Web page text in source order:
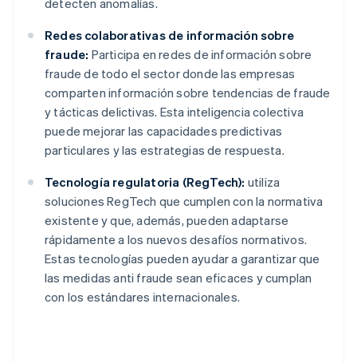
detecten anomalías.
Redes colaborativas de información sobre
fraude: Participa en redes de información sobre
fraude de todo el sector donde las empresas
comparten información sobre tendencias de fraude
y tácticas delictivas. Esta inteligencia colectiva
puede mejorar las capacidades predictivas
particulares y las estrategias de respuesta.
Tecnología regulatoria (RegTech): utiliza
soluciones RegTech que cumplen con la normativa
existente y que, además, pueden adaptarse
rápidamente a los nuevos desafíos normativos.
Estas tecnologías pueden ayudar a garantizar que
las medidas anti fraude sean eficaces y cumplan
con los estándares internacionales.